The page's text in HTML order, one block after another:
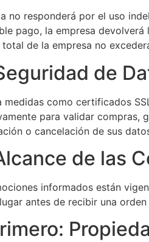
no responderá por el uso
pago, la empresa
de la empresa no
de
medidas como certificados
para validar compras,
o cancelación de sus
de las
informados están
antes de recibir una